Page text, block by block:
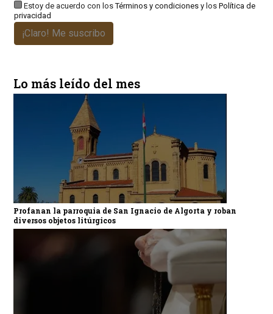
Estoy de acuerdo con losTérminos y condicionesy los Política de
privacidad
¡Claro! Me suscribo
Lo más leído del mes
Profanan la parroquia de San Ignacio de Algorta y roban
diversos objetos litúrgicos